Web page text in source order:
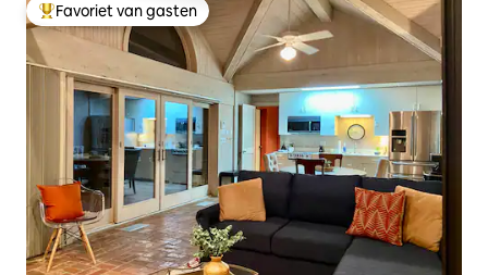
Topfavoriet van gasten
Favoriet van gasten